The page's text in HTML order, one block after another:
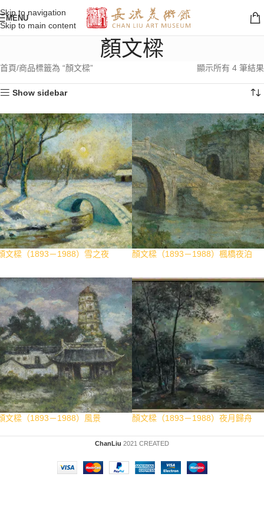
Skip to navigation
Skip to main content
MENU
顏文樑
首頁 商品標籤為 “顏文樑” 顯示所有 4 筆結果
Show sidebar
文樑（1893－1988）雪之夜 顏文樑（1893－1988）楓橋夜泊
文樑（1893－1988）風景 顏文樑（1893－1988）夜月歸舟
ChanLiu 2021 CREATED